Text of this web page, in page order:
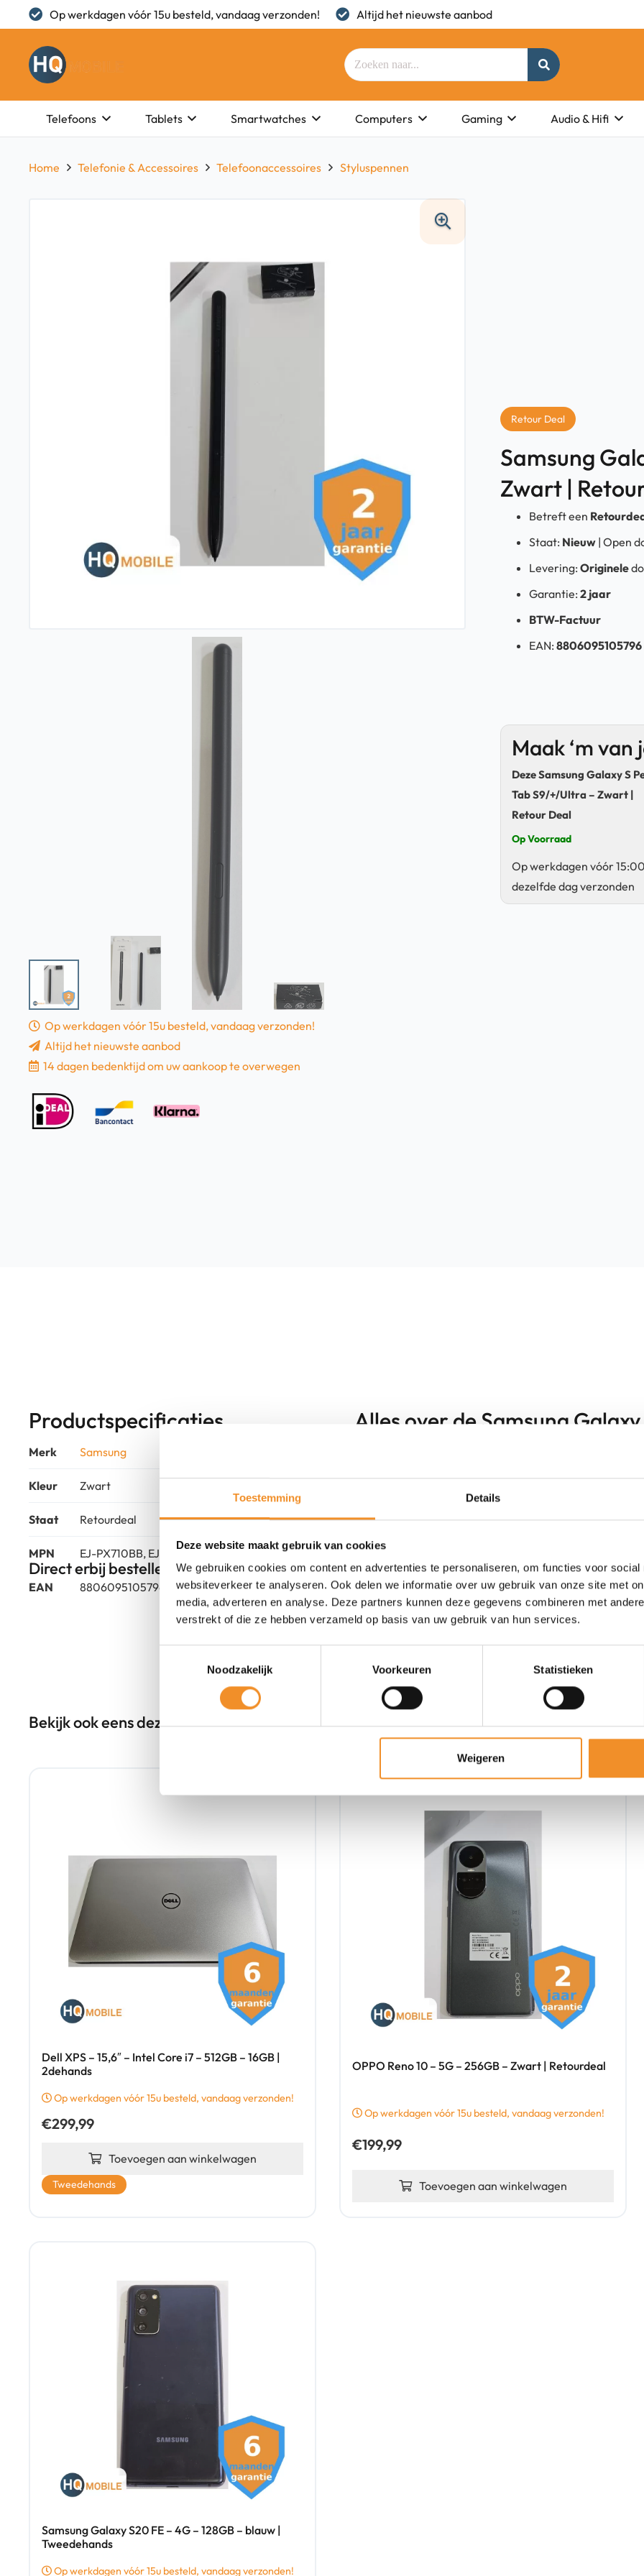
Toestemming Details
Deze website maakt gebruik van cookies
We gebruiken cookies om content en advertenties te personaliseren, om functies voor social
websiteverkeer te analyseren. Ook delen we informatie over uw gebruik van onze site met
media, adverteren en analyse. Deze partners kunnen deze gegevens combineren met
verstrekt of die ze hebben verzameld op basis van uw gebruik van hun services.
Noodzakelijk
Voorkeuren Statistieken
Weigeren
Op werkdagen vóór 15u besteld, vandaag verzonden! Altijd het nieuwste aanbod
Telefoons Tablets Smartwatches Computers Gaming Audio & Hifi
Home Telefonie & Accessoires Telefoonaccessoires Styluspennen
Op werkdagen vóór 15u besteld, vandaag verzonden!
Altijd het nieuwste aanbod
14 dagen bedenktijd om uw aankoop te overwegen
Retour Deal
Samsung
Zwart |
Betreft een
Staat: Nieuw | Open
Levering: Originele
Garantie: 2 jaar
BTW-Factuur
EAN: 8806095105796
Maak ‘m van
Deze Samsung Galaxy S
Tab S9/+/Ultra – Zwart |
Retour Deal
Op Voorraad
Op werkdagen vóór
dezelfde dag verzonden
Productspecificaties
Merk Samsung
Kleur Zwart
Staat Retourdeal
MPN EJ-PX710BB, EJ-PX710BBEGEU
EAN 8806095105796
Alles over de Samsung
Direct erbij bestellen
Bekijk ook eens deze producten
Dell XPS – 15,6″ – Intel Core i7 – 512GB – 16GB |
2dehands
Op werkdagen vóór 15u besteld, vandaag verzonden!
€299,99
Toevoegen aan winkelwagen
Tweedehands
OPPO Reno 10 – 5G – 256GB – Zwart | Retourdeal
Op werkdagen vóór 15u besteld, vandaag verzonden!
€199,99
Toevoegen aan winkelwagen
Samsung Galaxy S20 FE – 4G – 128GB – blauw |
Tweedehands
Op werkdagen vóór 15u besteld, vandaag verzonden!